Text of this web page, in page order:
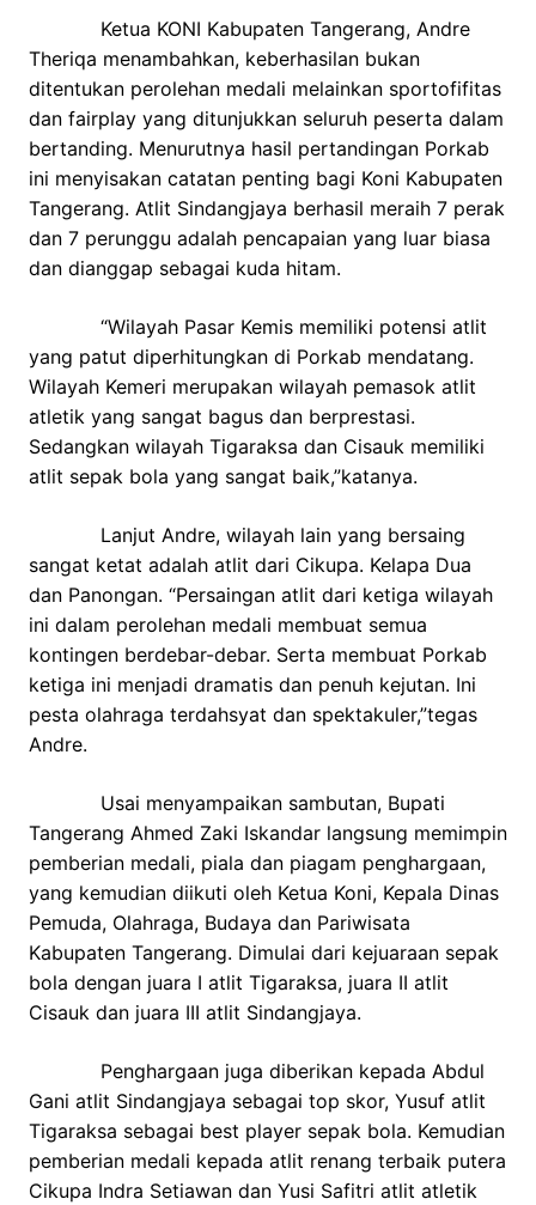
Ketua KONI Kabupaten Tangerang, Andre
Theriqa menambahkan, keberhasilan bukan
ditentukan perolehan medali melainkan sportofifitas
dan fairplay yang ditunjukkan seluruh peserta dalam
bertanding. Menurutnya hasil pertandingan Porkab
ini menyisakan catatan penting bagi Koni Kabupaten
Tangerang. Atlit Sindangjaya berhasil meraih 7 perak
dan 7 perunggu adalah pencapaian yang luar biasa
dan dianggap sebagai kuda hitam.
“Wilayah Pasar Kemis memiliki potensi atlit
yang patut diperhitungkan di Porkab mendatang.
Wilayah Kemeri merupakan wilayah pemasok atlit
atletik yang sangat bagus dan berprestasi.
Sedangkan wilayah Tigaraksa dan Cisauk memiliki
atlit sepak bola yang sangat baik,”katanya.
Lanjut Andre, wilayah lain yang bersaing
sangat ketat adalah atlit dari Cikupa. Kelapa Dua
dan Panongan. “Persaingan atlit dari ketiga wilayah
ini dalam perolehan medali membuat semua
kontingen berdebar-debar. Serta membuat Porkab
ketiga ini menjadi dramatis dan penuh kejutan. Ini
pesta olahraga terdahsyat dan spektakuler,”tegas
Andre.
Usai menyampaikan sambutan, Bupati
Tangerang Ahmed Zaki Iskandar langsung memimpin
pemberian medali, piala dan piagam penghargaan,
yang kemudian diikuti oleh Ketua Koni, Kepala Dinas
Pemuda, Olahraga, Budaya dan Pariwisata
Kabupaten Tangerang. Dimulai dari kejuaraan sepak
bola dengan juara I atlit Tigaraksa, juara II atlit
Cisauk dan juara III atlit Sindangjaya.
Penghargaan juga diberikan kepada Abdul
Gani atlit Sindangjaya sebagai top skor, Yusuf atlit
Tigaraksa sebagai best player sepak bola. Kemudian
pemberian medali kepada atlit renang terbaik putera
Cikupa Indra Setiawan dan Yusi Safitri atlit atletik